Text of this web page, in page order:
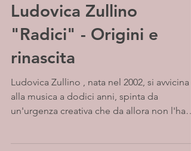
Ludovica Zullino
"Radici" - Origini e
rinascita
Ludovica Zullino , nata nel 2002, si avvicina
alla musica a dodici anni, spinta da
un'urgenza creativa che da allora non l'ha